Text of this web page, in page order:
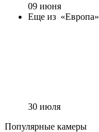
09 июня
Еще из «Европа»
30 июля
Популярные камеры